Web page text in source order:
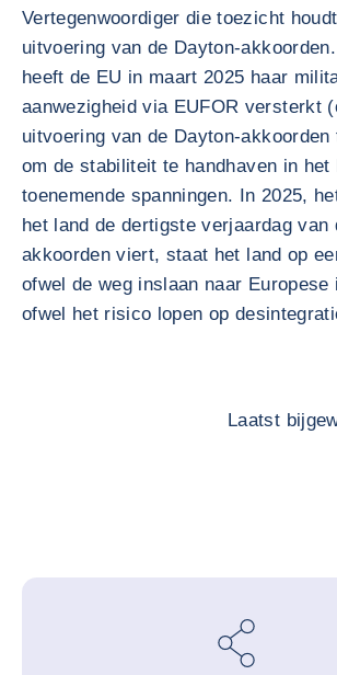
Vertegenwoordiger die toezicht
uitvoering van de Dayton-
heeft de EU in maart 2025 haar
aanwezigheid via EUFOR versterkt
uitvoering van de Dayton-akkoorden
om de stabiliteit te handhaven in het
toenemende spanningen. In 2025,
het land de dertigste verjaardag van
akkoorden viert, staat het land op
ofwel de weg inslaan naar Europese
ofwel het risico lopen op
Laatst